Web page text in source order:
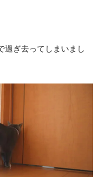
過ぎ去ってしまいまし